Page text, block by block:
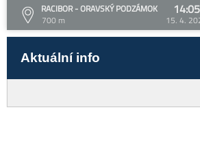
RACIBOR - ORAVSKÝ PODZÁMOK
700 m
14:05
15. 4.
Aktuální info